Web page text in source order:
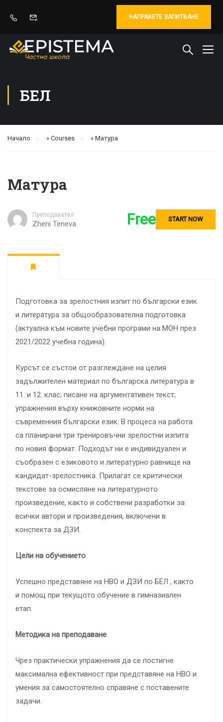
НАПРАВЕТЕ ЗАПИТВАНЕ
БЕЛ
Начало » Courses » Матура
Матура
Преподавател
Zheni Teneva Free START NOW
Подготовка за зрелостния изпит по български език
и литература за общообразователна подготовка
(актуална към новите учебни програми на МОН през
2021/2022 учебна година).
Курсът се състои от разглеждане на целия
задължителен материал по българска литература в
11. и 12. клас; писане на аргументативен текст;
упражнения върху книжовните норми на
съвременния български език. В процеса на работа
са планирани три тренировъчни зрелостни изпита
по новия формат. Подходът ни е индивидуален и
съобразен с езиковото и литературно равнище на
кандидат-зрелостника. Прилагат се критически
текстове за осмисляне на литературното
произведение, както и собствени разработки за
всички автори и произведения, включени в
конспекта за ДЗИ.
Цели на обучението
Успешно представяне на НВО и ДЗИ по БЕЛ , както
и помощ при текущото обучение в гимназиален
етап.
Методика на преподаване
Чрез практически упражнения да се постигне
максимална ефективност при представяне на НВО и
умения за самостоятелно справяне с поставените
задачи.